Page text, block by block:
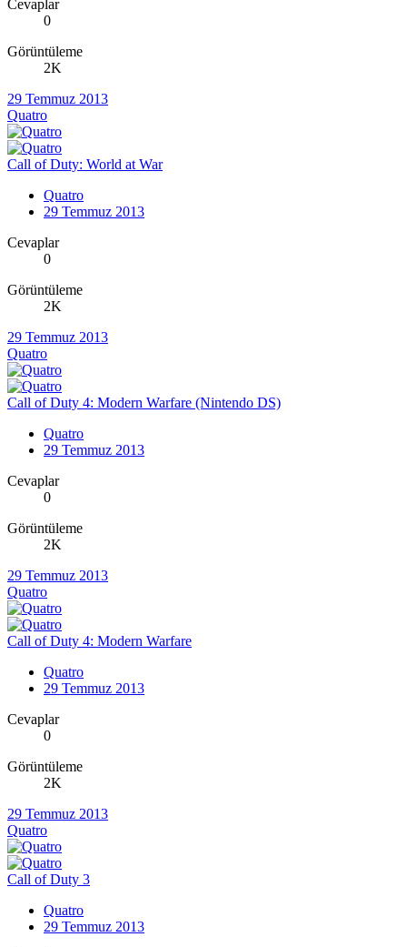
Cevaplar
0
Görüntüleme
2K
29 Temmuz 2013
Quatro
Call of Duty: World at War
Quatro
29 Temmuz 2013
Cevaplar
0
Görüntüleme
2K
29 Temmuz 2013
Quatro
Call of Duty 4: Modern Warfare (Nintendo DS)
Quatro
29 Temmuz 2013
Cevaplar
0
Görüntüleme
2K
29 Temmuz 2013
Quatro
Call of Duty 4: Modern Warfare
Quatro
29 Temmuz 2013
Cevaplar
0
Görüntüleme
2K
29 Temmuz 2013
Quatro
Call of Duty 3
Quatro
29 Temmuz 2013